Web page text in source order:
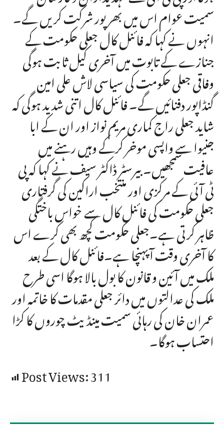
سمیت عوام اس میں بھر پور شرکت کریں گے۔
انہوں نے کہا کہ فائنل کال جعلی حکومت کے
جنازے کے تابوت میں آخری کیل ثابت ہوگی
وفاقی جعلی حکومت کی سیاسی لاش علی امین
گنڈاپور دفنائیں گے۔ فائنل کال اتنی شدید ہوگی کہ
شاید جعلی راج کماری مریم نواز اور ان کے ابا
جنیوا سے واپسی موخر کرکے وہیں رہنے میں
عافیت سمجھیں۔ بیرسٹر ڈاکٹر سیف نے کہا کہ پی
ٹی آئی کے مرکزی اور منتخب اراکین کی گرفتاری
جعلی حکومت کی فائنل کال سے خواس باختگی
ظاہر کرتی ہے۔جعلی حکومت کچھ بھی کرے اس
کا آخری وقت آپہنچا ہے۔فائنل کال کے بعد
ملک میں آئین و قانون کا بول بالا ہوگا اسی طرح
ملک کی عدالتوں میں دائر جعلی مقدمات کا خاتمہ اور
عمران خان کی رہائی سمیت مینڈیٹ چوروں کا کڑا
احتساب ہوگا۔
Post Views:311